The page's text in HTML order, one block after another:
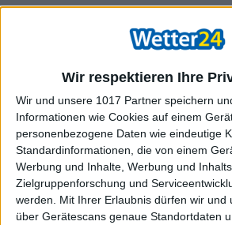
Wir respektieren Ihre
Wir und unsere 1017 Partner speichern
Informationen wie Cookies auf einem
personenbezogene Daten wie eindeutige
Standardinformationen, die von einem
Werbung und Inhalte, Werbung und
Zielgruppenforschung und
werden.
Mit Ihrer Erlaubnis dürfen wir und
über Gerätescans genaue Standortdaten